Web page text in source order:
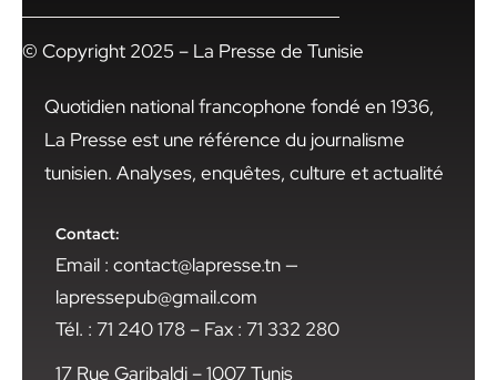
© Copyright 2025 – La Presse de Tunisie
Quotidien national francophone fondé en 1936,
La Presse est une référence du journalisme
tunisien. Analyses, enquêtes, culture et actualité
Contact:
Email : contact@lapresse.tn —
lapressepub@gmail.com
Tél. : 71 240 178 – Fax : 71 332 280
17 Rue Garibaldi – 1007 Tunis